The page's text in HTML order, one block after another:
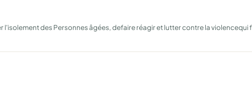
des Personnes âgées, defaire réagir et lutter contre la violencequi